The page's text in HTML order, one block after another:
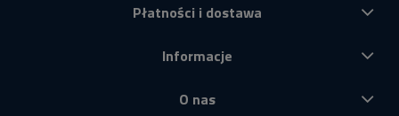
Płatności i dostawa
Informacje
O nas